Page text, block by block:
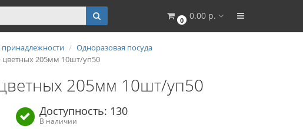
0 0.00 р.
Одноразовая посуда
205мм 10шт/уп50
205мм 10шт/уп50
Доступность: 130
В наличии